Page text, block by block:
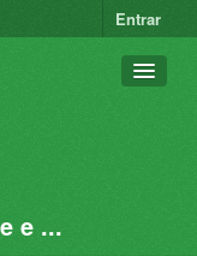
Entrar
e ...